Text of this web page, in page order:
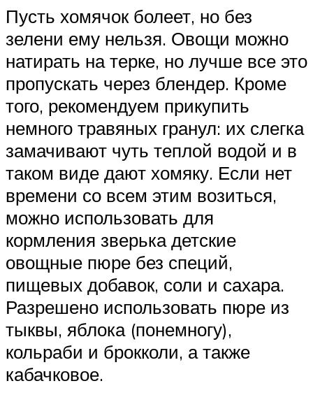
Пусть хомячок болеет, но без
зелени ему нельзя. Овощи можно
натирать на терке, но лучше все это
пропускать через блендер. Кроме
того, рекомендуем прикупить
немного травяных гранул: их слегка
замачивают чуть теплой водой и в
таком виде дают хомяку. Если нет
времени со всем этим возиться,
можно использовать для
кормления зверька детские
овощные пюре без специй,
пищевых добавок, соли и сахара.
Разрешено использовать пюре из
тыквы, яблока (понемногу),
кольраби и брокколи, а также
кабачковое.